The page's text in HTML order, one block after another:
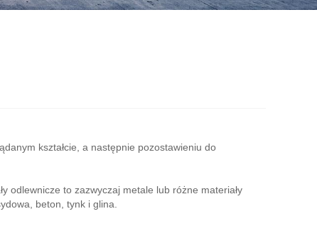
kształcie, a następnie pozostawieniu do
odlewnicze to zazwyczaj metale lub różne materiały
beton, tynk i glina.